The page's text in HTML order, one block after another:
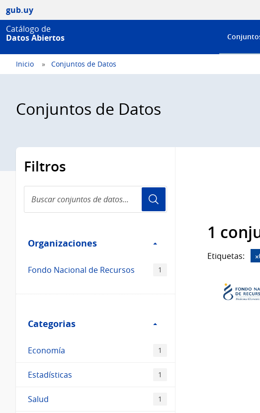
gub.uy
Catálogo de
Datos Abiertos
Inicio Conjuntos de Datos
Conjuntos de Datos
Filtros
conjuntos
de
Organizaciones
Organizaciones
Fondo Nacional de Recursos 1
Categorias
Categorias
Economía 1
Estadísticas 1
Salud 1
1
Etiquetas: